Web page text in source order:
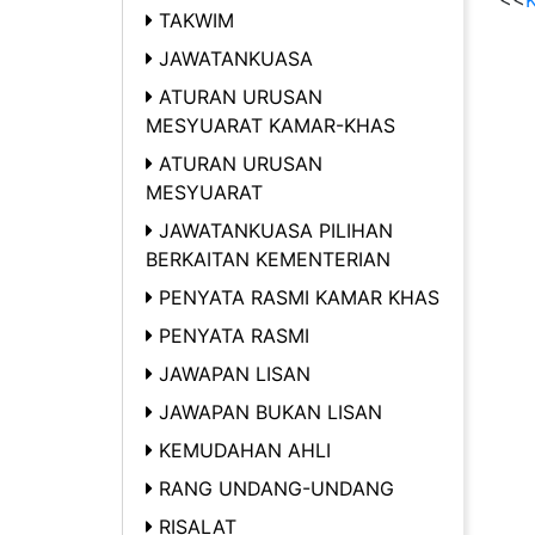
TAKWIM
JAWATANKUASA
ATURAN URUSAN
MESYUARAT KAMAR-KHAS
ATURAN URUSAN
MESYUARAT
JAWATANKUASA PILIHAN
BERKAITAN KEMENTERIAN
PENYATA RASMI KAMAR KHAS
PENYATA RASMI
JAWAPAN LISAN
JAWAPAN BUKAN LISAN
KEMUDAHAN AHLI
RANG UNDANG-UNDANG
RISALAT